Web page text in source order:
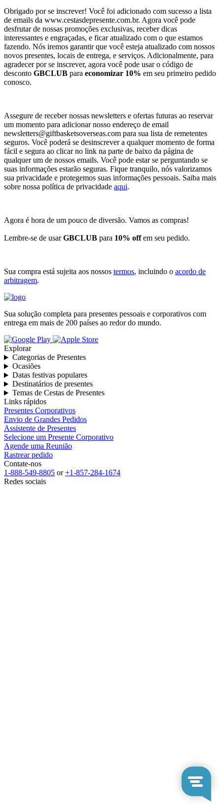
Obrigado por se inscrever! Você foi adicionado com sucesso a lista
de emails da www.cestasdepresente.com.br. Agora você pode
desfrutar de nossas promoções exclusivas, receber dicas
interessantes e engraçadas, e ficar atualizado com o que estamos
fazendo. Nós iremos garantir que você esteja atualizado com nossos
novos presentes, locais de entrega, e serviços. Adicionalmente, para
agradecer por se inscrever, agora você pode usar o código de
desconto GBCLUB para economizar 10% em seu primeiro pedido
conosco.
Assegure de receber nossas newsletters e ofertas futuras ao reservar
um momento para adicionar nosso endereço de email
newsletters@giftbasketsoverseas.com para sua lista de remetentes
seguros. Você poderá se desinscrever a qualquer momento de forma
fácil e segura ao clicar no link na parte de baixo da página de
qualquer um de nossos emails. Você pode estar se perguntando se
suas informações estarão seguras. Fique tranquilo, nós valorizamos
sua privacidade e protegemos suas informações pessoais. Saiba mais
sobre nossa política de privacidade aqui.
Agora é hora de um pouco de diversão. Vamos as compras!
Lembre-se de usarGBCLUB para 10% offem seu pedido.
Sua compra está sujeita aos nossos termos, incluindo o acordo de
arbitragem.
Sua solução completa para presentes pessoais e corporativos com
entrega em mais de 200 países ao redor do mundo.
Explorar
Categorias de Presentes
Ocasiões
Datas festivas populares
Destinatários de presentes
Temas de Cestas de Presentes
Links rápidos
Presentes Corporativos
Envio de Grandes Pedidos
Assistente de Presentes
Selecione um Presente Corporativo
Agende uma Reunião
Rastrear pedido
Contate-nos
1-888-549-8805 or+1-857-284-1674
Redes sociais